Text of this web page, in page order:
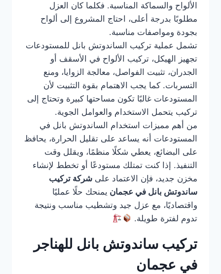
الألواح والسماكة المناسبة. فكلما كان العزل
مطلوبًا بدرجة أعلى، احتاج المشروع إلى ألواح
بجودة ومواصفات مناسبة.
تشمل عملية تركيب الساندوتش بانل للمستودعات
تجهيز الهيكل، تركيب الألواح في الأسقف أو
الجدران، تثبيت الفواصل، معالجة الزوايا، ومنع
التسربات. كما يجب الاهتمام بقوة التثبيت لأن
المستودعات غالبًا تكون مساحتها كبيرة وتحتاج إلى
تركيب يتحمل الاستخدام والعوامل الجوية.
من أهم مميزات استخدام الساندوتش بانل في
المستودعات أنه يساعد على تقليل الحرارة، يحافظ
على البضائع، يعطي شكلًا منظمًا، ويقلل وقت
التنفيذ. إذا كنت تمتلك مستودعًا أو تخطط لإنشاء
مخزن جديد، فإن الاعتماد على شركة تركيب
ساندوتش بانل في عجمان يمنحك حلًا عمليًا
واقتصاديًا، مع عزل جيد وتشطيب مناسب ونتيجة
تدوم لفترة طويلة.
تركيب ساندوتش بانل للهناجر
في عجمان